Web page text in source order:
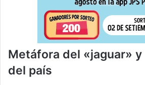
Metáfora del «jaguar» y
del país